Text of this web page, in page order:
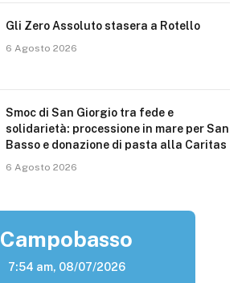
Gli Zero Assoluto stasera a Rotello
6 Agosto 2026
Smoc di San Giorgio tra fede e
solidarietà: processione in mare per San
Basso e donazione di pasta alla Caritas
6 Agosto 2026
Campobasso
7:54 am, 08/07/2026